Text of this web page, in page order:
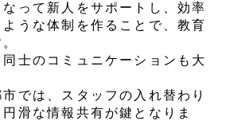
って新人をサポートし、効率
うな体制を作ることで、教育
士のコミュニケーションも大
では、スタッフの入れ替わり
滑な情報共有が鍵となりま